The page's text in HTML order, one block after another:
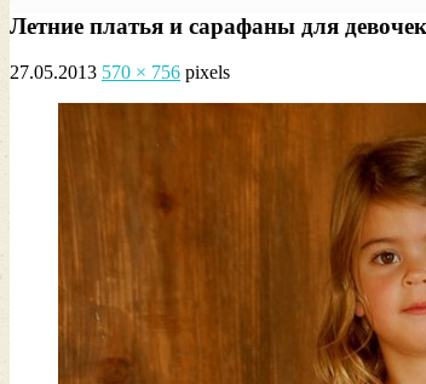
Летние платья и сарафаны для девочек
27.05.2013 570 × 756 pixels